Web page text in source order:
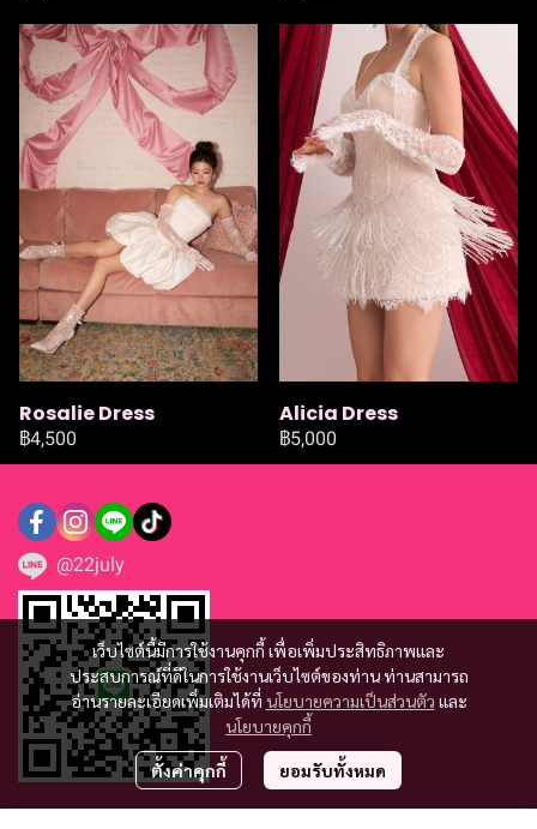
Rosalie Dress
฿4,500
Alicia Dress
฿5,000
เว็บไซต์นี้มีการใช้งานคุกกี้ เพื่อเพิ่มประสิทธิภาพและ
ประสบการณ์ที่ดีในการใช้งานเว็บไซต์ของท่าน ท่านสามารถ
อ่านรายละเอียดเพิ่มเติมได้ที่ นโยบายความเป็นส่วนตัว และ
นโยบายคุกกี้
ตั้งค่าคุกกี้ ยอมรับทั้งหมด
@22july